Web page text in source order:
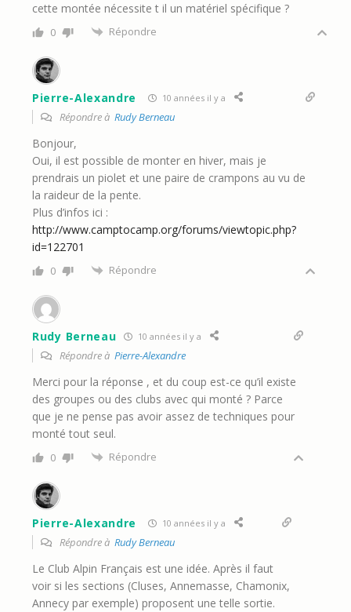
cette montée nécessite t il un matériel spécifique ?
0 Répondre
Pierre-Alexandre 10 années il y a
Répondre à Rudy Berneau
Bonjour,
Oui, il est possible de monter en hiver, mais je
prendrais un piolet et une paire de crampons au vu de
la raideur de la pente.
Plus d’infos ici :
http://www.camptocamp.org/forums/viewtopic.php?
id=122701
0 Répondre
Rudy Berneau 10 années il y a
Répondre à Pierre-Alexandre
Merci pour la réponse , et du coup est-ce qu’il existe
des groupes ou des clubs avec qui monté ? Parce
que je ne pense pas avoir assez de techniques pour
monté tout seul.
0 Répondre
Pierre-Alexandre 10 années il y a
Répondre à Rudy Berneau
Le Club Alpin Français est une idée. Après il faut
voir si les sections (Cluses, Annemasse, Chamonix,
Annecy par exemple) proposent une telle sortie.